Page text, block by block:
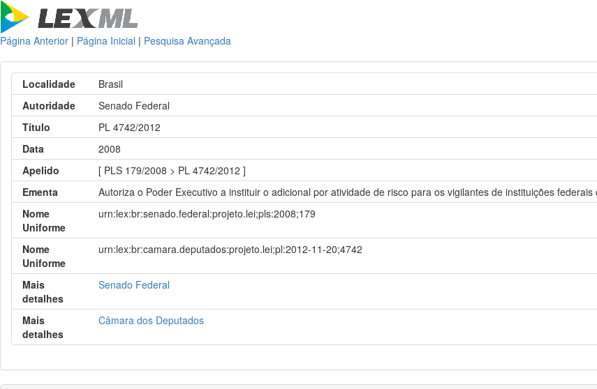
Página Anterior | Página Inicial | Pesquisa Avançada
Localidade
Brasil
Autoridade
Senado Federal
Título
PL 4742/2012
Data
2008
Apelido
[ PLS 179/2008 > PL 4742/2012 ]
Ementa
Autoriza o Poder Executivo a instituir o adicional por atividade de risco para os vigilantes de instituições
Nome
Uniforme
urn:lex:br:senado.federal:projeto.lei;pls:2008;179
Nome
Uniforme
urn:lex:br:camara.deputados:projeto.lei;pl:2012-11-20;4742
Mais
detalhes
Senado Federal
Mais
detalhes
Câmara dos Deputados